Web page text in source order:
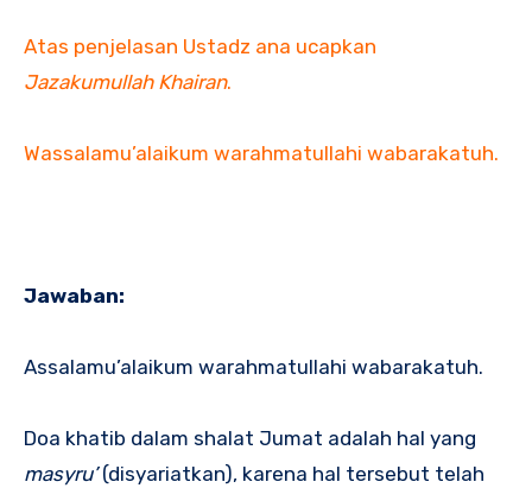
Atas penjelasan Ustadz ana ucapkan
Jazakumullah Khairan.
Wassalamu’alaikum warahmatullahi wabarakatuh.
Jawaban:
Assalamu’alaikum warahmatullahi wabarakatuh.
Doa khatib dalam shalat Jumat adalah hal yang
masyru’(disyariatkan), karena hal tersebut telah